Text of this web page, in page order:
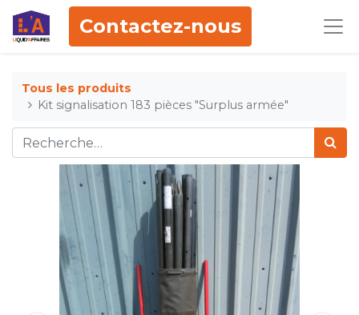
Contactez-nous
Tous les produits
Kit signalisation 183 pièces "Surplus armée"